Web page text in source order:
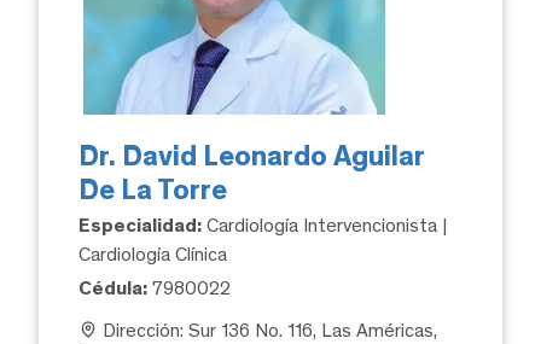
Dr. David Leonardo Aguilar
De La Torre
Especialidad: Cardiología Intervencionista |
Cardiología Clínica
Cédula: 7980022
Dirección: Sur 136 No. 116, Las Américas,